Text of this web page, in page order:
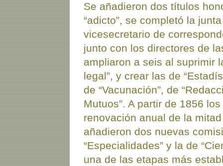
Se añadieron dos títulos
“adicto”, se completó la
vicesecretario de
junto con los directores de
ampliaron a seis al suprimir
legal”, y crear las de
de “Vacunación”, de
Mutuos”. A partir de 1856
renovación anual de la
añadieron dos nuevas
“Especialidades” y la de
una de las etapas más